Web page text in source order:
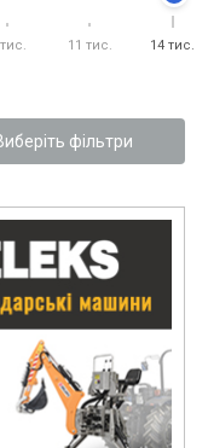
11 тис. 14 тис.
фільтри